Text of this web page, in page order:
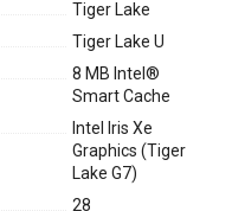
Tiger Lake
Tiger Lake U
8 MB Intel®
Smart Cache
Intel Iris Xe
Graphics (Tiger
Lake G7)
28